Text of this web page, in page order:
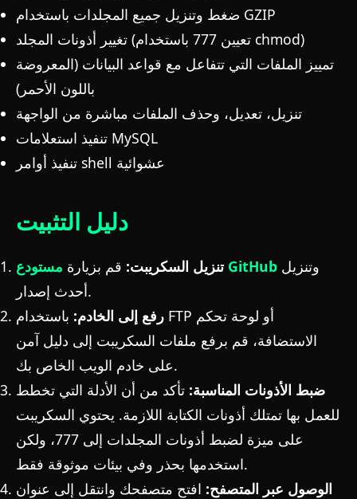
ضغط وتنزيل جميع المجلدات باستخدام GZIP
تغيير أذونات المجلد (تعيين 777 باستخدام chmod)
تمييز الملفات التي تتفاعل مع قواعد البيانات (المعروضة
باللون الأحمر)
تنزيل، تعديل، وحذف الملفات مباشرة من الواجهة
تنفيذ استعلامات MySQL
تنفيذ أوامر shell عشوائية
دليل التثبيت
تنزيل السكريبت: قم بزيارة مستودع GitHub
أحدث إصدار.
رفع إلى الخادم: باستخدام FTP أو لوحة تحكم
الاستضافة، قم برفع ملفات السكريبت إلى دليل آمن
على خادم الويب الخاص بك.
ضبط الأذونات المناسبة: تأكد من أن الأدلة التي تخطط
للعمل بها تمتلك أذونات الكتابة اللازمة. يحتوي السكريبت
على ميزة لضبط أذونات المجلدات إلى 777، ولكن
استخدمها بحذر وفي بيئات موثوقة فقط.
الوصول عبر المتصفح: افتح متصفحك وانتقل إلى عنوان